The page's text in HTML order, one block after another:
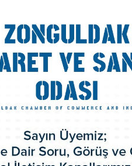
Kurulu
Üyeleri
ve Kurallar
Şeması
Kurulu
İştirakler
Başkanlarımız
Kuralları